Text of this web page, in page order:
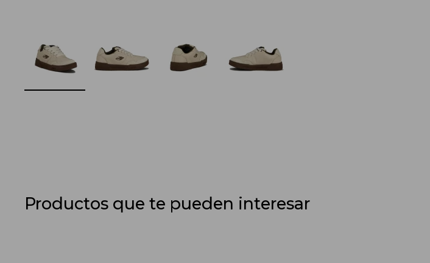
Productos que te pueden interesar